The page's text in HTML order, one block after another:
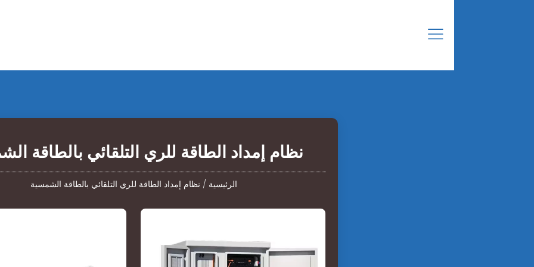
نظام إمداد الطاقة للري التلقائي بالطاقة
الرئيسية / نظام إمداد الطاقة للري التلقائي بالطاقة الشمسية